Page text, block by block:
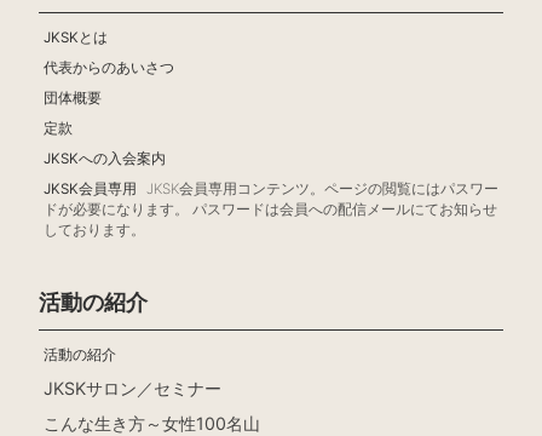
JKSKとは
代表からのあいさつ
団体概要
定款
JKSKへの入会案内
JKSK会員専用
JKSK会員専用コンテンツ。ページの閲覧にはパスワー
ドが必要になります。 パスワードは会員への配信メールにてお知らせ
しております。
活動の紹介
活動の紹介
JKSKサロン／セミナー
こんな生き方～女性100名山